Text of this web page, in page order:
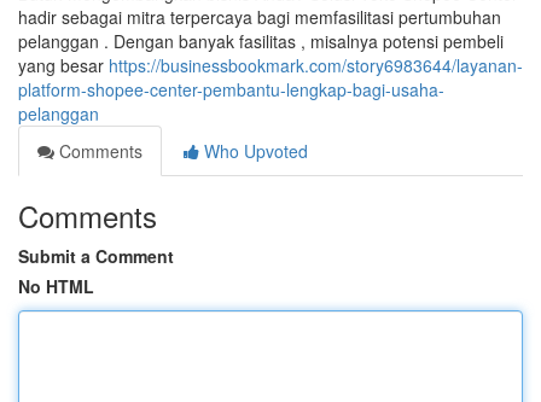
hadir sebagai mitra terpercaya bagi memfasilitasi pertumbuhan
pelanggan . Dengan banyak fasilitas , misalnya potensi pembeli
yang besar https://businessbookmark.com/story6983644/layanan-
platform-shopee-center-pembantu-lengkap-bagi-usaha-
pelanggan
Comments
Who Upvoted
Comments
Submit a Comment
No HTML